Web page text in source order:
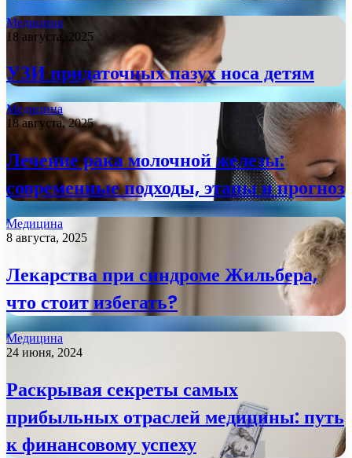
Медицина
18 августа, 2025
УЗИ придаточных пазух носа детям
Медицина
18 августа, 2025
Лечение рака молочной железы:
современные подходы, этапы и прогноз
Медицина
8 августа, 2025
Лекарства при синдроме Жильбера,
что стоит избегать?
Медицина
24 июня, 2024
Раскрывая секреты самых
прибыльных отраслей медицины: путь
к финансовому успеху